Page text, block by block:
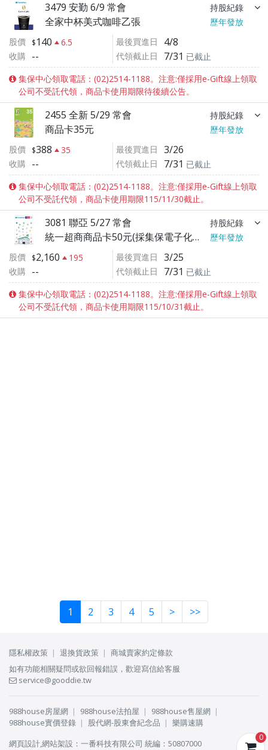
0
3479 安勤 6/9 常會 持股紀錄
全家中杯美式咖啡乙張
歷年發放
股價
140
6.5
收購 --
最後買進日 4/8
代領截止日 7/31 已截止
集保中心領取電話：(02)2514-1188。注意:僅採用e-Gift線上領取
公司不受託代領，商品卡使用期限待後續公告。
2455 全新 5/29 常會 持股紀錄
商品卡35元
歷年發放
股價
388
35
收購 --
最後買進日 3/26
代領截止日 7/31 已截止
集保中心領取電話：(02)2514-1188。注意:僅採用e-Gift線上領取
公司不受託代領，商品卡使用期限115/11/30截止。
3081 聯亞 5/27 常會 持股紀錄
統一超商商品卡50元(採集保電子化服務eGift) (公司於03/31公告紀念品變更為全家便利商店禮物卡50元)
歷年發放
股價
2,160
195
收購 --
最後買進日 3/25
代領截止日 7/31 已截止
集保中心領取電話：(02)2514-1188。注意:僅採用e-Gift線上領取
公司不受託代領，商品卡使用期限115/10/31截止。
1 2 3 4 5 > >>
隱私權政策 退換貨政策
商城賣家約定條款
如有功能相關疑問或欲回報錯誤，歡迎寫信給客服
service@gooddie.tw
988house房屋網 988house法拍屋
988house售屋網
988house實價登錄
股代網-股東會紀念品
樂購速購
網頁設計,網站架設 ： 一番科技有限公司 統編：50807000